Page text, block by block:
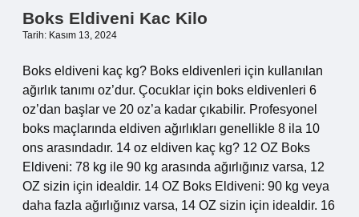
Boks Eldiveni Kac Kilo
Tarih: Kasım 13, 2024
Boks eldiveni kaç kg? Boks eldivenleri için kullanılan
ağırlık tanımı oz’dur. Çocuklar için boks eldivenleri 6
oz’dan başlar ve 20 oz’a kadar çıkabilir. Profesyonel
boks maçlarında eldiven ağırlıkları genellikle 8 ila 10
ons arasındadır. 14 oz eldiven kaç kg? 12 OZ Boks
Eldiveni: 78 kg ile 90 kg arasında ağırlığınız varsa, 12
OZ sizin için idealdir. 14 OZ Boks Eldiveni: 90 kg veya
daha fazla ağırlığınız varsa, 14 OZ sizin için idealdir. 16